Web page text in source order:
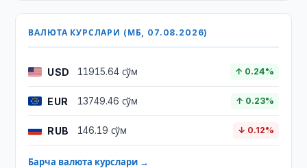
ВАЛЮТА КУРСЛАРИ (МБ, 07.08.2026)
USD 11915.64 сўм ↑ 0.24%
EUR 13749.46 сўм ↑ 0.23%
RUB 146.19 сўм ↓ 0.12%
Барча валюта курслари →